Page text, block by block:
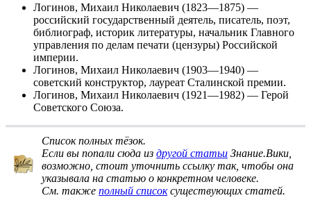
Логинов, Михаил Николаевич (1823—1875) —
российский государственный деятель, писатель, поэт,
библиограф, историк литературы, начальник Главного
управления по делам печати (цензуры) Российской
империи.
Логинов, Михаил Николаевич (1903—1940) —
советский конструктор, лауреат Сталинской премии.
Логинов, Михаил Николаевич (1921—1982) — Герой
Советского Союза.
Список полных тёзок.
Если вы попали сюда из другой статьи Знание.Вики,
возможно, стоит уточнить ссылку так, чтобы она
указывала на статью о конкретном человеке.
См. также полный списоксуществующих статей.